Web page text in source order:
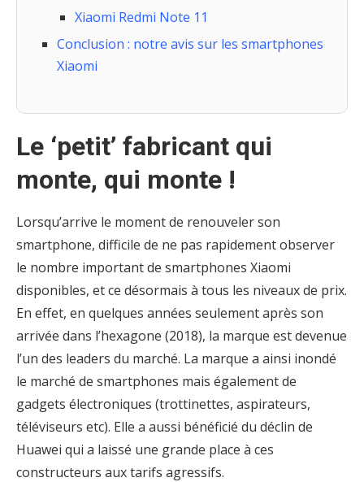
Xiaomi Redmi Note 11
Conclusion : notre avis sur les smartphones
Xiaomi
Le ‘petit’ fabricant qui
monte, qui monte !
Lorsqu’arrive le moment de renouveler son
smartphone, difficile de ne pas rapidement observer
le nombre important de smartphones Xiaomi
disponibles, et ce désormais à tous les niveaux de prix.
En effet, en quelques années seulement après son
arrivée dans l’hexagone (2018), la marque est devenue
l’un des leaders du marché. La marque a ainsi inondé
le marché de smartphones mais également de
gadgets électroniques (trottinettes, aspirateurs,
téléviseurs etc). Elle a aussi bénéficié du déclin de
Huawei qui a laissé une grande place à ces
constructeurs aux tarifs agressifs.